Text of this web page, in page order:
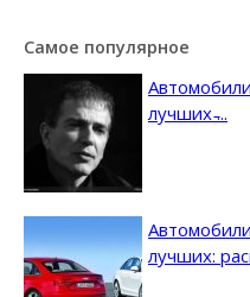
Самое популярное
лучших ̵...
лучших: